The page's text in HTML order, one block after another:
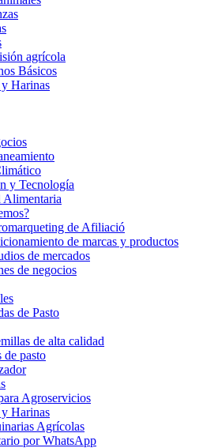
agrícola
Básicos
Harinas
y Tecnología
Alimentaria
de Afiliació
de marcas y productos
de mercados
de negocios
de Pasto
de alta calidad
de pasto
Agroservicios
Harinas
Agrícolas
por WhatsApp